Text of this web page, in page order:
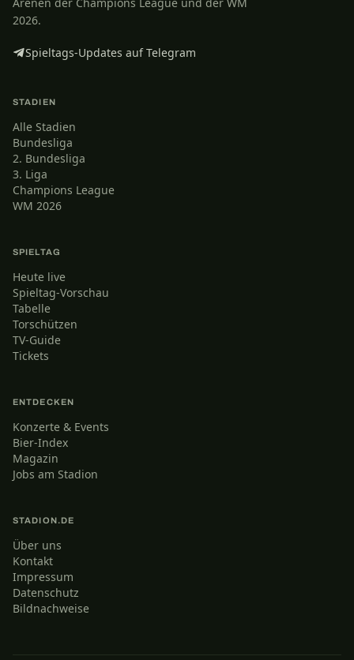
2026.
Spieltags-Updates auf Telegram
STADIEN
Alle Stadien
Bundesliga
2. Bundesliga
3. Liga
Champions League
WM 2026
SPIELTAG
Heute live
Spieltag-Vorschau
Tabelle
Torschützen
TV-Guide
Tickets
ENTDECKEN
Konzerte & Events
Bier-Index
Magazin
Jobs am Stadion
STADION.DE
Über uns
Kontakt
Impressum
Datenschutz
Bildnachweise